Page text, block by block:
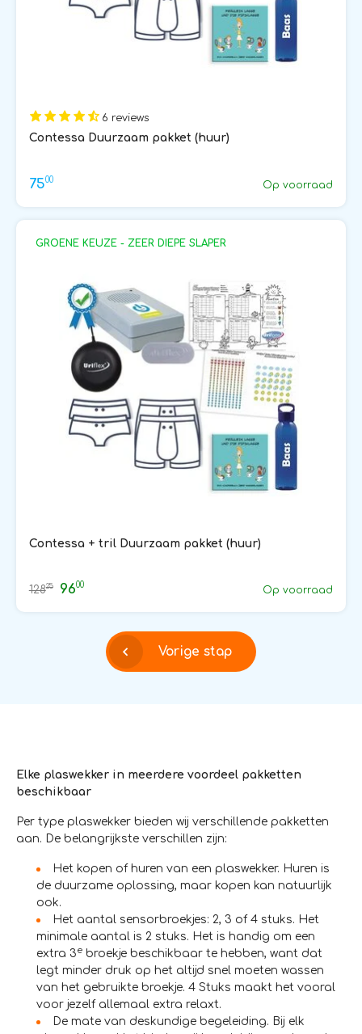
6 reviews
Contessa Duurzaam pakket (huur)
7500 Op voorraad
GROENE KEUZE - ZEER DIEPE SLAPER
Contessa + tril Duurzaam pakket (huur)
12825 9600 Op voorraad
Vorige stap
Elke plaswekker in meerdere voordeel pakketten
beschikbaar
Per type plaswekker bieden wij verschillende pakketten
aan. De belangrijkste verschillen zijn:
Het kopen of huren van een plaswekker. Huren is
de duurzame oplossing, maar kopen kan natuurlijk
ook.
Het aantal sensorbroekjes: 2, 3 of 4 stuks. Het
minimale aantal is 2 stuks. Het is handig om een
extra 3e broekje beschikbaar te hebben, want dat
legt minder druk op het altijd snel moeten wassen
van het gebruikte broekje. 4 Stuks maakt het vooral
voor jezelf allemaal extra relaxt.
De mate van deskundige begeleiding. Bij elk